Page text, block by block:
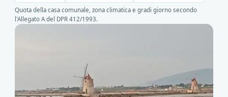
Quota della casa comunale, zona climatica e gradi giorno secondo
l'Allegato A del DPR 412/1993.